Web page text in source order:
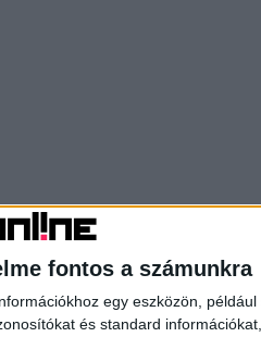
fontos a számunkra
egy eszközön,
és standard